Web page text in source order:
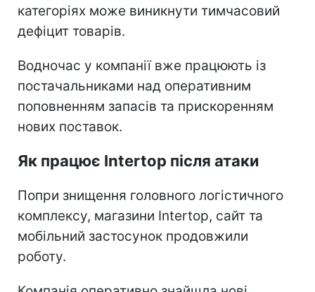
категоріях може виникнути тимчасовий
дефіцит товарів.
Водночас у компанії вже працюють із
постачальниками над оперативним
поповненням запасів та прискоренням
нових поставок.
Як працює Intertop після атаки
Попри знищення головного логістичного
комплексу, магазини Intertop, сайт та
мобільний застосунок продовжили
роботу.